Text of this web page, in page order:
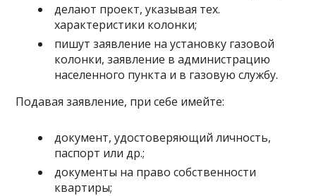
делают проект, указывая тех.
характеристики колонки;
пишут заявление на установку газовой
колонки, заявление в администрацию
населенного пункта и в газовую службу.
Подавая заявление, при себе имейте:
документ, удостоверяющий личность,
паспорт или др.;
документы на право собственности
квартиры;